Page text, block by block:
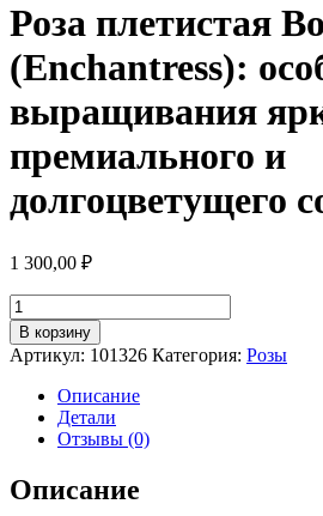
Роза плетистая
(Enchantress):
выращивания
премиального и
долгоцветущего
1 300,00 ₽
Количество
товара
Роза
плетистая
Волшебница
(Enchantress):
особенности
выращивания
ярко-
желтого,
В корзину
Артикул: 101326 Категория: Розы
Описание
Детали
Отзывы (0)
Описание